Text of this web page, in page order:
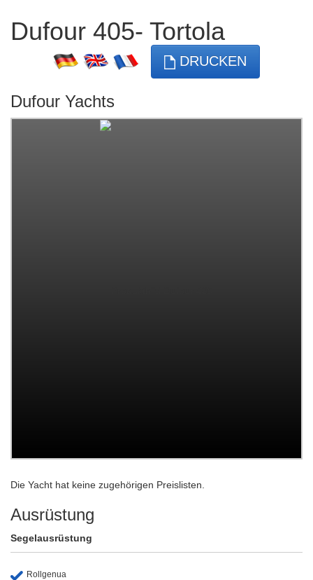
Dufour 405- Tortola
DRUCKEN
Dufour Yachts
Die Yacht hat keine zugehörigen Preislisten.
Ausrüstung
Segelausrüstung
Rollgenua